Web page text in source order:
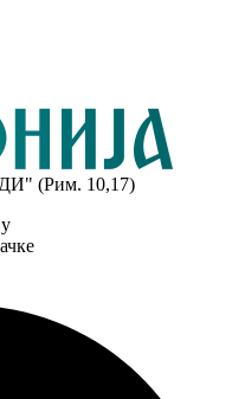
(Рим. 10,17)